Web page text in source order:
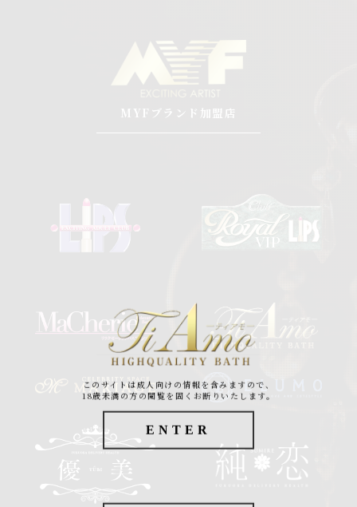
このサイトは成人向けの情報を含みますので、
18歳未満の方の閲覧を固くお断りいたします。
ENTER
MYFブランド加盟店